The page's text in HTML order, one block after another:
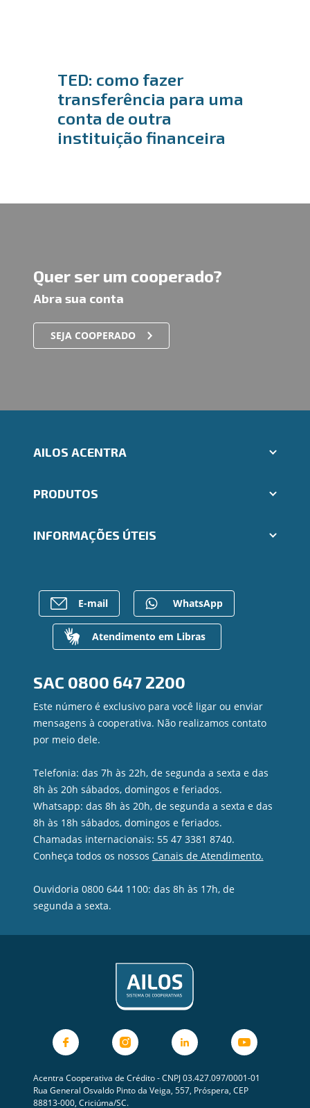
TED: como fazer
transferência para uma
conta de outra
instituição financeira
Quer ser um cooperado?
Abra sua conta
SEJA COOPERADO
AILOS ACENTRA
Indique um amigo
Trabalhe Conosco
Ailos Educação
Mapa do site
Gerenciar Cookies
PRODUTOS
Consórcios
Previdência
Para empresas
INFORMAÇÕES ÚTEIS
Caixa Eletrônico
Regularização de dívidas
Valores a Receber
Contato
Ouvidoria
E-mail WhatsApp
Atendimento em Libras
SAC 0800 647 2200
Este número é exclusivo para você ligar ou enviar
mensagens à cooperativa. Não realizamos contato
por meio dele.
Telefonia: das 7h às 22h, de segunda a sexta e das
8h às 20h sábados, domingos e feriados.
Whatsapp: das 8h às 20h, de segunda a sexta e das
8h às 18h sábados, domingos e feriados.
Chamadas internacionais: 55 47 3381 8740.
Conheça todos os nossos Canais de Atendimento.
Ouvidoria 0800 644 1100: das 8h às 17h, de
segunda a sexta.
Acentra Cooperativa de Crédito - CNPJ 03.427.097/0001-01
Rua General Osvaldo Pinto da Veiga, 557, Próspera, CEP
88813-000, Criciúma/SC.